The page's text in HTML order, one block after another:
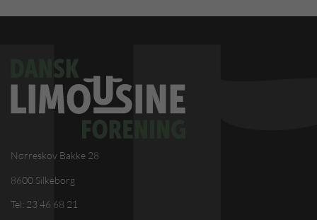
Nørreskov Bakke 28
8600 Silkeborg
Tel: 23 46 68 21